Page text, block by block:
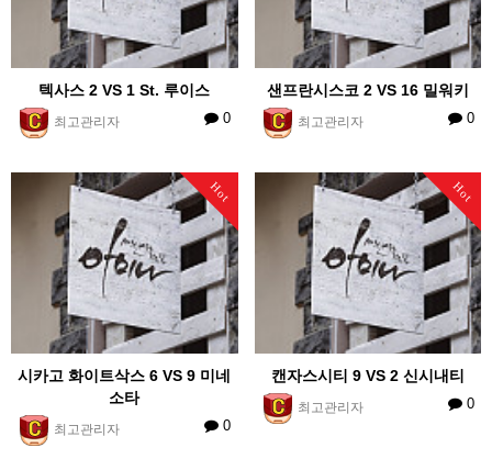
텍사스 2 VS 1 St. 루이스
최고관리자 0
샌프란시스코 2 VS 16 밀워키
최고관리자 0
Hot
시카고 화이트삭스 6 VS 9 미네
소타
최고관리자 0
Hot
캔자스시티 9 VS 2 신시내티
최고관리자 0